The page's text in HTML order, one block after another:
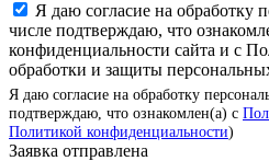
Я даю согласие на обработку
числе подтверждаю, что
конфиденциальности сайта и с
обработки и защиты
Я даю согласие на обработку
подтверждаю, что ознакомлен(а) с
Политикой конфиденциальности)
Заявка отправлена